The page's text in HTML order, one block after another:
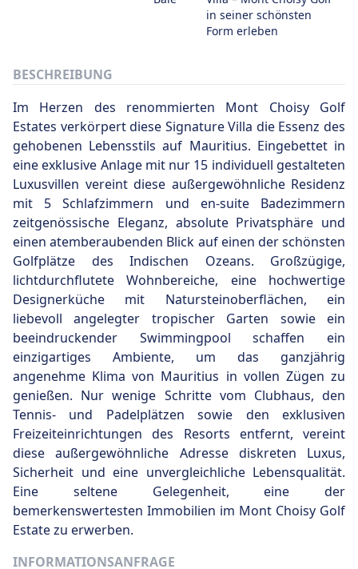
in seiner schönsten
Form erleben
BESCHREIBUNG
Im Herzen des renommierten Mont Choisy Golf
Estates verkörpert diese Signature Villa die Essenz des
gehobenen Lebensstils auf Mauritius. Eingebettet in
eine exklusive Anlage mit nur 15 individuell gestalteten
Luxusvillen vereint diese außergewöhnliche Residenz
mit 5 Schlafzimmern und en-suite Badezimmern
zeitgenössische Eleganz, absolute Privatsphäre und
einen atemberaubenden Blick auf einen der schönsten
Golfplätze des Indischen Ozeans. Großzügige,
lichtdurchflutete Wohnbereiche, eine hochwertige
Designerküche mit Natursteinoberflächen, ein
liebevoll angelegter tropischer Garten sowie ein
beeindruckender Swimmingpool schaffen ein
einzigartiges Ambiente, um das ganzjährig
angenehme Klima von Mauritius in vollen Zügen zu
genießen. Nur wenige Schritte vom Clubhaus, den
Tennis- und Padelplätzen sowie den exklusiven
Freizeiteinrichtungen des Resorts entfernt, vereint
diese außergewöhnliche Adresse diskreten Luxus,
Sicherheit und eine unvergleichliche Lebensqualität.
Eine seltene Gelegenheit, eine der
bemerkenswertesten Immobilien im Mont Choisy Golf
Estate zu erwerben.
INFORMATIONSANFRAGE